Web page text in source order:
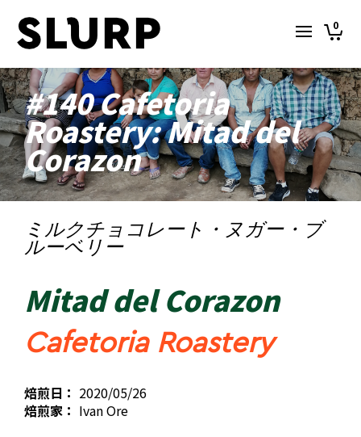
0
#140 Cafetoria
Roastery: Mitad del
Corazon
ミルクチョコレート・ヌガー・ブ
ルーベリー
Mitad del Corazon
Cafetoria Roastery
焙煎日： 2020/05/26
焙煎家： Ivan Ore